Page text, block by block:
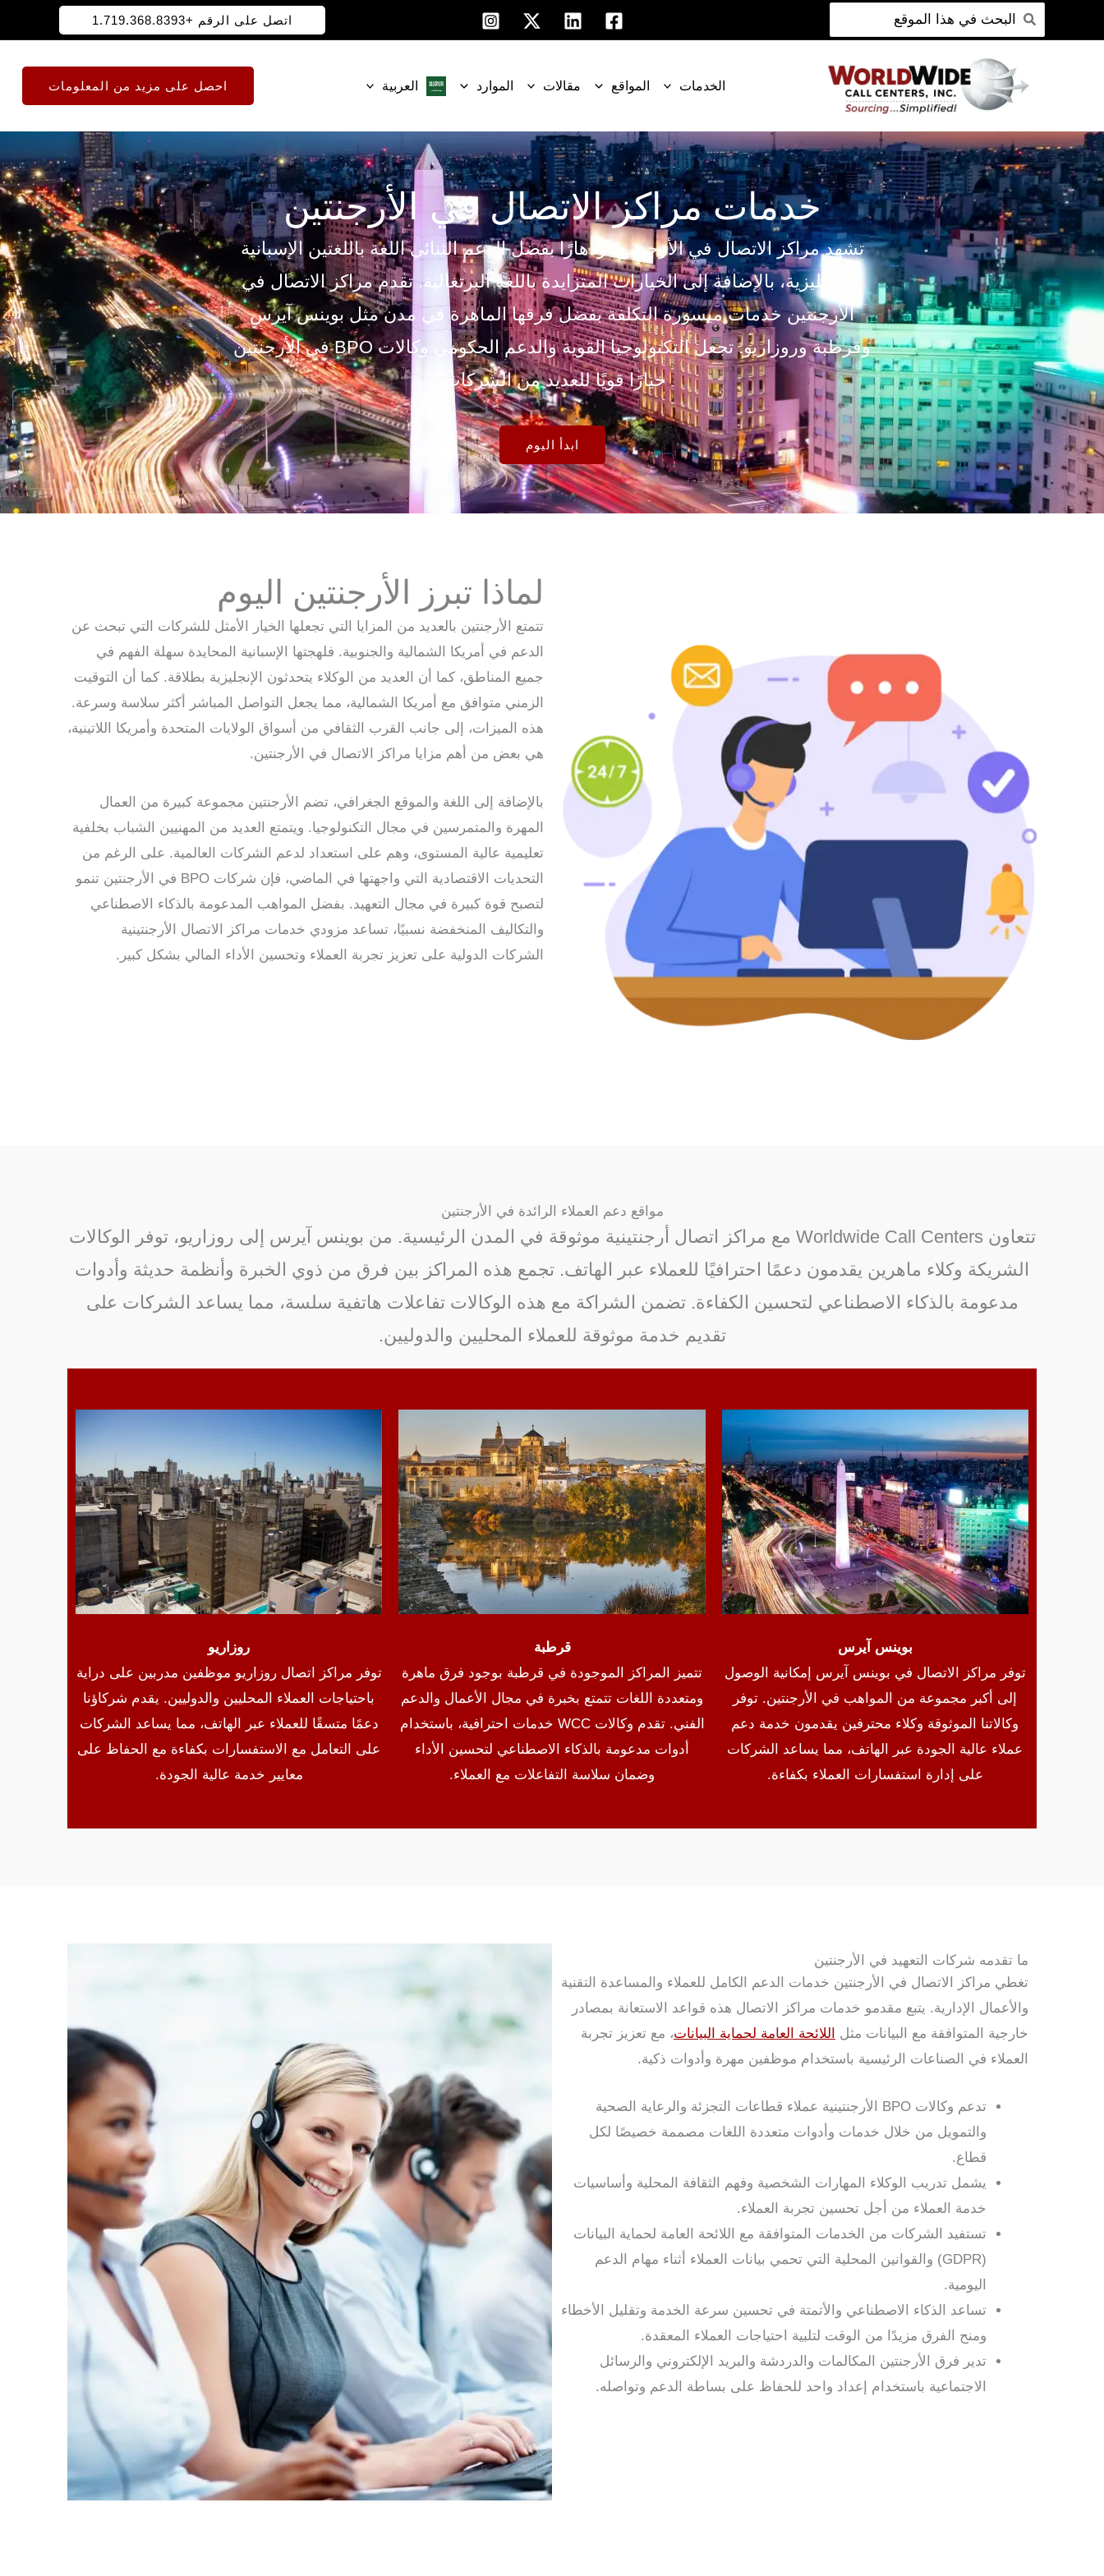
إلى
ابحث
عن:
اتصل على الرقم +1.719.368.8393
الخدمات المواقع مقالات الموارد العربية‏ احصل على مزيد من المعلومات
خدمات مراكز الاتصال في الأرجنتين
تشهد مراكز الاتصال في الأرجنتين ازدهارًا بفضل الدعم الثنائي اللغة باللغتين الإسبانية
والإنجليزية، بالإضافة إلى الخيارات المتزايدة باللغة البرتغالية. تقدم مراكز الاتصال في
الأرجنتين خدمات ميسورة التكلفة بفضل فرقها الماهرة في مدن مثل بوينس آيرس
وقرطبة وروزاريو. تجعل التكنولوجيا القوية والدعم الحكومي وكالات BPO في الأرجنتين
خيارًا قويًا للعديد من الشركات.
ابدأ اليوم
لماذا تبرز الأرجنتين اليوم
تتمتع الأرجنتين بالعديد من المزايا التي تجعلها الخيار الأمثل للشركات التي تبحث عن
الدعم في أمريكا الشمالية والجنوبية. فلهجتها الإسبانية المحايدة سهلة الفهم في
جميع المناطق، كما أن العديد من الوكلاء يتحدثون الإنجليزية بطلاقة. كما أن التوقيت
الزمني متوافق مع أمريكا الشمالية، مما يجعل التواصل المباشر أكثر سلاسة وسرعة.
هذه الميزات، إلى جانب القرب الثقافي من أسواق الولايات المتحدة وأمريكا اللاتينية،
هي بعض من أهم مزايا مراكز الاتصال في الأرجنتين.
بالإضافة إلى اللغة والموقع الجغرافي، تضم الأرجنتين مجموعة كبيرة من العمال
المهرة والمتمرسين في مجال التكنولوجيا. ويتمتع العديد من المهنيين الشباب بخلفية
تعليمية عالية المستوى، وهم على استعداد لدعم الشركات العالمية. على الرغم من
التحديات الاقتصادية التي واجهتها في الماضي، فإن شركات BPO في الأرجنتين تنمو
لتصبح قوة كبيرة في مجال التعهيد. بفضل المواهب المدعومة بالذكاء الاصطناعي
والتكاليف المنخفضة نسبيًا، تساعد مزودي خدمات مراكز الاتصال الأرجنتينية
الشركات الدولية على تعزيز تجربة العملاء وتحسين الأداء المالي بشكل كبير.
مواقع دعم العملاء الرائدة في الأرجنتين
تتعاون Worldwide Call Centers مع مراكز اتصال أرجنتينية موثوقة في المدن الرئيسية. من بوينس آيرس إلى روزاريو، توفر الوكالات
الشريكة وكلاء ماهرين يقدمون دعمًا احترافيًا للعملاء عبر الهاتف. تجمع هذه المراكز بين فرق من ذوي الخبرة وأنظمة حديثة وأدوات
مدعومة بالذكاء الاصطناعي لتحسين الكفاءة. تضمن الشراكة مع هذه الوكالات تفاعلات هاتفية سلسة، مما يساعد الشركات على
تقديم خدمة موثوقة للعملاء المحليين والدوليين.
بوينس آيرس
توفر مراكز الاتصال في بوينس آيرس إمكانية الوصول
إلى أكبر مجموعة من المواهب في الأرجنتين. توفر
وكالاتنا الموثوقة وكلاء محترفين يقدمون خدمة دعم
عملاء عالية الجودة عبر الهاتف، مما يساعد الشركات
على إدارة استفسارات العملاء بكفاءة.
قرطبة
تتميز المراكز الموجودة في قرطبة بوجود فرق ماهرة
ومتعددة اللغات تتمتع بخبرة في مجال الأعمال والدعم
الفني. تقدم وكالات WCC خدمات احترافية، باستخدام
أدوات مدعومة بالذكاء الاصطناعي لتحسين الأداء
وضمان سلاسة التفاعلات مع العملاء.
روزاريو
توفر مراكز اتصال روزاريو موظفين مدربين على دراية
باحتياجات العملاء المحليين والدوليين. يقدم شركاؤنا
دعمًا متسقًا للعملاء عبر الهاتف، مما يساعد الشركات
على التعامل مع الاستفسارات بكفاءة مع الحفاظ على
معايير خدمة عالية الجودة.
ما تقدمه شركات التعهيد في الأرجنتين
تغطي مراكز الاتصال في الأرجنتين خدمات الدعم الكامل للعملاء والمساعدة التقنية
والأعمال الإدارية. يتبع مقدمو خدمات مراكز الاتصال هذه قواعد الاستعانة بمصادر
خارجية المتوافقة مع البيانات مثل
اللائحة العامة لحماية البيانات، مع تعزيز تجربة
العملاء في الصناعات الرئيسية باستخدام موظفين مهرة وأدوات ذكية.
تدعم وكالات BPO الأرجنتينية عملاء قطاعات التجزئة والرعاية الصحية
والتمويل من خلال خدمات وأدوات متعددة اللغات مصممة خصيصًا لكل
قطاع.
يشمل تدريب الوكلاء المهارات الشخصية وفهم الثقافة المحلية وأساسيات
خدمة العملاء من أجل تحسين تجربة العملاء.
تستفيد الشركات من الخدمات المتوافقة مع اللائحة العامة لحماية البيانات
(GDPR) والقوانين المحلية التي تحمي بيانات العملاء أثناء مهام الدعم
اليومية.
تساعد الذكاء الاصطناعي والأتمتة في تحسين سرعة الخدمة وتقليل الأخطاء
ومنح الفرق مزيدًا من الوقت لتلبية احتياجات العملاء المعقدة.
تدير فرق الأرجنتين المكالمات والدردشة والبريد الإلكتروني والرسائل
الاجتماعية باستخدام إعداد واحد للحفاظ على بساطة الدعم وتواصله.